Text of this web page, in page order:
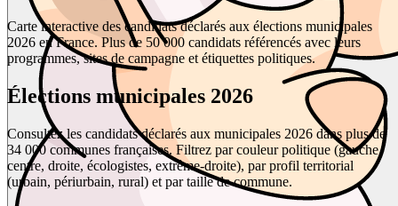
Carte interactive des candidats déclarés aux élections municipales
2026 en France. Plus de 50 000 candidats référencés avec leurs
programmes, sites de campagne et étiquettes politiques.
Élections municipales 2026
Consultez les candidats déclarés aux municipales 2026 dans plus de
34 000 communes françaises. Filtrez par couleur politique (gauche,
centre, droite, écologistes, extrême-droite), par profil territorial
(urbain, périurbain, rural) et par taille de commune.